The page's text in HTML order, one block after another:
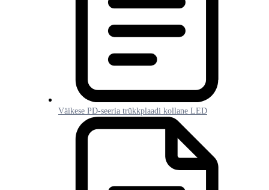
Väikese PD-seeria trükkplaadi kollane LED